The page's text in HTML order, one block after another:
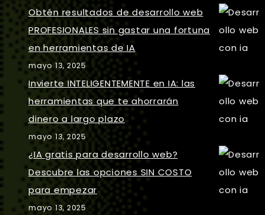
Obtén resultados de desarrollo web
PROFESIONALES sin gastar una fortuna
en herramientas de IA
mayo 13, 2025
Invierte INTELIGENTEMENTE en IA: las
herramientas que te ahorrarán
dinero a largo plazo
mayo 13, 2025
¿IA gratis para desarrollo web?
Descubre las opciones SIN COSTO
para empezar
mayo 13, 2025